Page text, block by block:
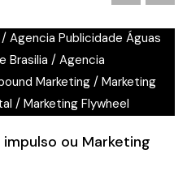
/ Agencia Publicidade Águas
Brasilia / Agencia
Marketing / Marketing
/ Marketing Flywheel
ou Marketing